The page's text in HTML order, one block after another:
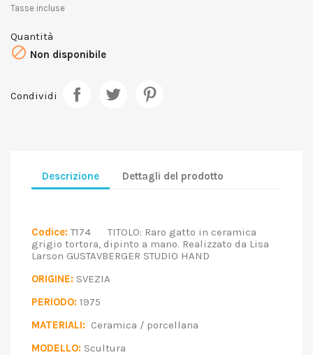
Tasse incluse
Quantità
 Non disponibile
Condividi
Descrizione Dettagli del prodotto
Codice:T174 TITOLO: Raro gatto in ceramica
grigio tortora, dipinto a mano. Realizzato da Lisa
Larson GUSTAVBERGER STUDIO HAND
ORIGINE: SVEZIA
PERIODO: 1975
MATERIALI: Ceramica / porcellana
MODELLO: Scultura